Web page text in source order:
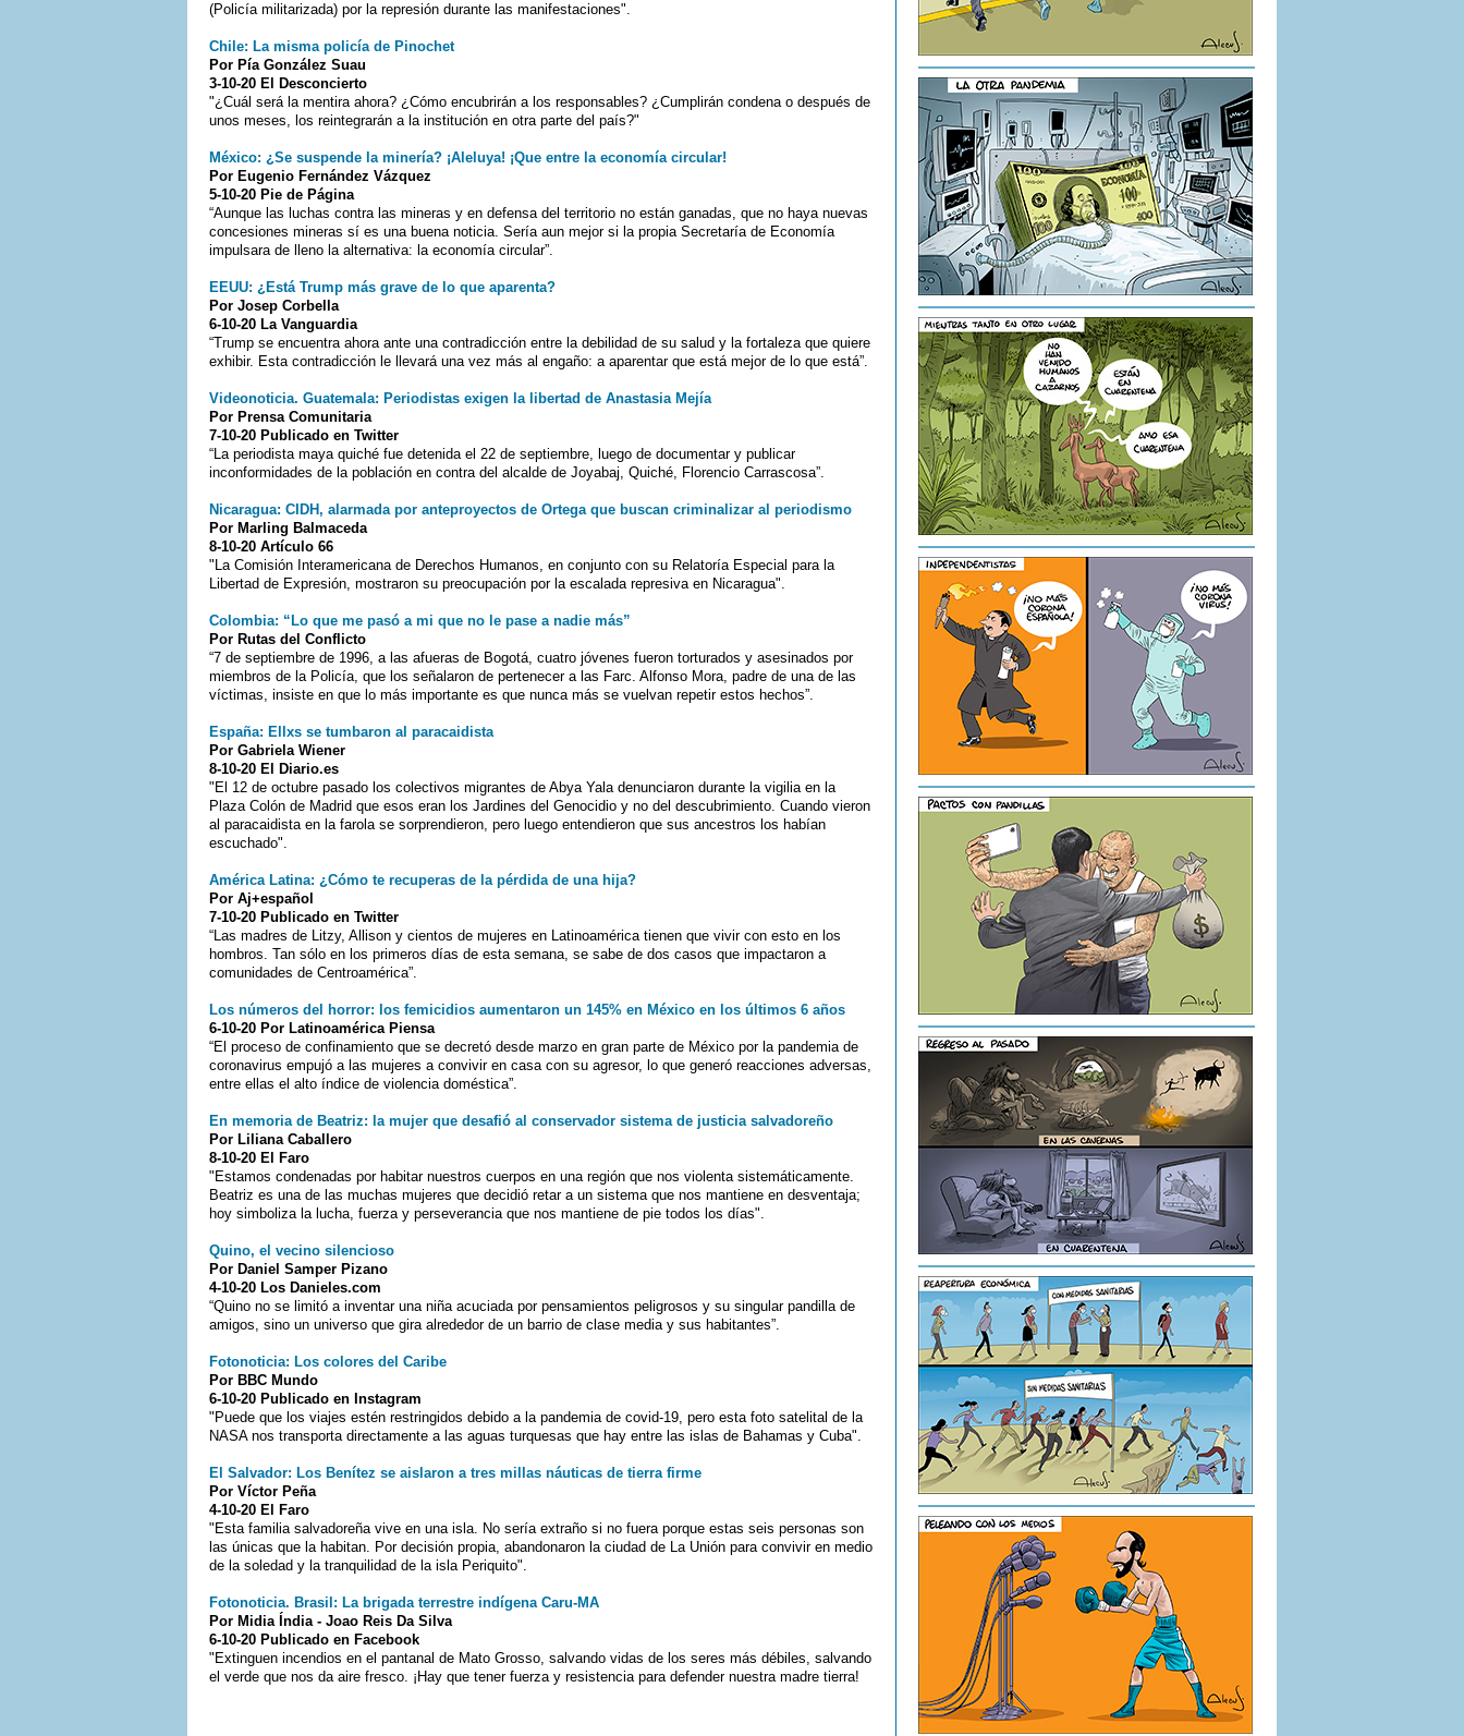
(Policía militarizada) por la represión durante las manifestaciones".
Chile: La misma policía de Pinochet
Por Pía González Suau
3-10-20 El Desconcierto
"¿Cuál será la mentira ahora? ¿Cómo encubrirán a los responsables? ¿Cumplirán condena o después de
unos meses, los reintegrarán a la institución en otra parte del país?"
México: ¿Se suspende la minería? ¡Aleluya! ¡Que entre la economía circular!
Por Eugenio Fernández Vázquez
5-10-20 Pie de Página
“Aunque las luchas contra las mineras y en defensa del territorio no están ganadas, que no haya nuevas
concesiones mineras sí es una buena noticia. Sería aun mejor si la propia Secretaría de Economía
impulsara de lleno la alternativa: la economía circular”.
EEUU: ¿Está Trump más grave de lo que aparenta?
Por Josep Corbella
6-10-20 La Vanguardia
“Trump se encuentra ahora ante una contradicción entre la debilidad de su salud y la fortaleza que quiere
exhibir. Esta contradicción le llevará una vez más al engaño: a aparentar que está mejor de lo que está”.
Videonoticia. Guatemala: Periodistas exigen la libertad de Anastasia Mejía
Por Prensa Comunitaria
7-10-20 Publicado en Twitter
“La periodista maya quiché fue detenida el 22 de septiembre, luego de documentar y publicar
inconformidades de la población en contra del alcalde de Joyabaj, Quiché, Florencio Carrascosa”.
Nicaragua: CIDH, alarmada por anteproyectos de Ortega que buscan criminalizar al periodismo
Por Marling Balmaceda
8-10-20 Artículo 66
"La Comisión Interamericana de Derechos Humanos, en conjunto con su Relatoría Especial para la
Libertad de Expresión, mostraron su preocupación por la escalada represiva en Nicaragua".
Colombia: “Lo que me pasó a mi que no le pase a nadie más”
Por Rutas del Conflicto
“7 de septiembre de 1996, a las afueras de Bogotá, cuatro jóvenes fueron torturados y asesinados por
miembros de la Policía, que los señalaron de pertenecer a las Farc. Alfonso Mora, padre de una de las
víctimas, insiste en que lo más importante es que nunca más se vuelvan repetir estos hechos”.
España: Ellxs se tumbaron al paracaidista
Por Gabriela Wiener
8-10-20 El Diario.es
"El 12 de octubre pasado los colectivos migrantes de Abya Yala denunciaron durante la vigilia en la
Plaza Colón de Madrid que esos eran los Jardines del Genocidio y no del descubrimiento. Cuando vieron
al paracaidista en la farola se sorprendieron, pero luego entendieron que sus ancestros los habían
escuchado".
América Latina: ¿Cómo te recuperas de la pérdida de una hija?
Por Aj+español
7-10-20 Publicado en Twitter
“Las madres de Litzy, Allison y cientos de mujeres en Latinoamérica tienen que vivir con esto en los
hombros. Tan sólo en los primeros días de esta semana, se sabe de dos casos que impactaron a
comunidades de Centroamérica”.
Los números del horror: los femicidios aumentaron un 145% en México en los últimos 6 años
6-10-20 Por Latinoamérica Piensa
“El proceso de confinamiento que se decretó desde marzo en gran parte de México por la pandemia de
coronavirus empujó a las mujeres a convivir en casa con su agresor, lo que generó reacciones adversas,
entre ellas el alto índice de violencia doméstica”.
En memoria de Beatriz: la mujer que desafió al conservador sistema de justicia salvadoreño
Por Liliana Caballero
8-10-20 El Faro
"Estamos condenadas por habitar nuestros cuerpos en una región que nos violenta sistemáticamente.
Beatriz es una de las muchas mujeres que decidió retar a un sistema que nos mantiene en desventaja;
hoy simboliza la lucha, fuerza y perseverancia que nos mantiene de pie todos los días".
Quino, el vecino silencioso
Por Daniel Samper Pizano
4-10-20 Los Danieles.com
“Quino no se limitó a inventar una niña acuciada por pensamientos peligrosos y su singular pandilla de
amigos, sino un universo que gira alrededor de un barrio de clase media y sus habitantes”.
Fotonoticia: Los colores del Caribe
Por BBC Mundo
6-10-20 Publicado en Instagram
"Puede que los viajes estén restringidos debido a la pandemia de covid-19, pero esta foto satelital de la
NASA nos transporta directamente a las aguas turquesas que hay entre las islas de Bahamas y Cuba".
El Salvador: Los Benítez se aislaron a tres millas náuticas de tierra firme
Por Víctor Peña
4-10-20 El Faro
"Esta familia salvadoreña vive en una isla. No sería extraño si no fuera porque estas seis personas son
las únicas que la habitan. Por decisión propia, abandonaron la ciudad de La Unión para convivir en medio
de la soledad y la tranquilidad de la isla Periquito".
Fotonoticia. Brasil: La brigada terrestre indígena Caru-MA
Por Midia Índia - Joao Reis Da Silva
6-10-20 Publicado en Facebook
"Extinguen incendios en el pantanal de Mato Grosso, salvando vidas de los seres más débiles, salvando
el verde que nos da aire fresco. ¡Hay que tener fuerza y resistencia para defender nuestra madre tierra!